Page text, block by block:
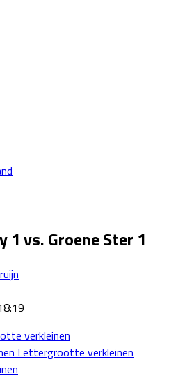
1 vs. Groene Ster 1
verkleinen
Lettergrootte verkleinen